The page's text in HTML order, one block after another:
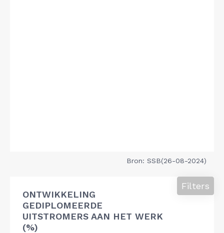
Bron: SSB(26-08-2024)
ONTWIKKELING
GEDIPLOMEERDE
UITSTROMERS AAN HET WERK
(%)
Filters